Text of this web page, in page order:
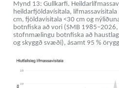
Mynd 13: Gullkarfi.
heildarfjöldavísitala,
cm, fjöldavísitala <30 cm og
botnfiska að vori (SMB
stofnmælingu botnfiska að
og skyggð svæði), ásamt 95 %